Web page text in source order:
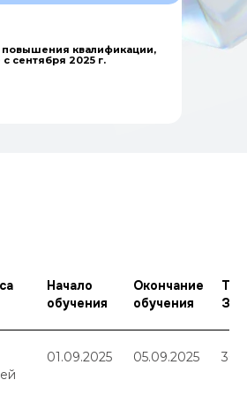
квалификации,
сентября 2025 г.
Начало
обучения
Окончание
обучения
ЗЕТ
01.09.2025 05.09.2025 36